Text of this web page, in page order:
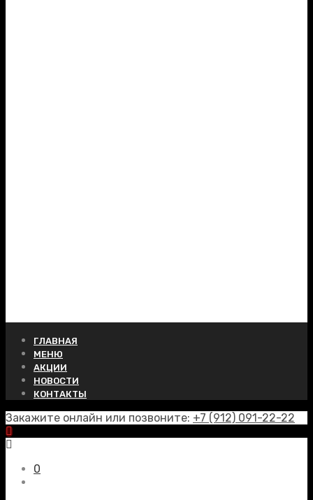
ГЛАВНАЯ
МЕНЮ
АКЦИИ
НОВОСТИ
КОНТАКТЫ
Закажите онлайн или позвоните: +7 (912) 091-22-22
0